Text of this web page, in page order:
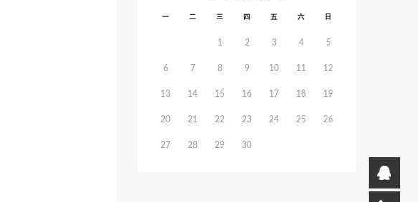
一 二 三 四 五 六 日
1 2 3 4 5
6 7 8 9 10 11 12
13 14 15 16 17 18 19
20 21 22 23 24 25 26
27 28 29 30